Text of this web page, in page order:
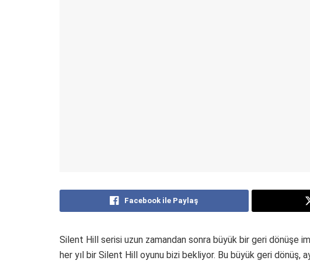
Facebook ile Paylaş
Silent Hill serisi uzun zamandan sonra büyük bir geri dönüşe
her yıl bir Silent Hill oyunu bizi bekliyor. Bu büyük geri dönüş,